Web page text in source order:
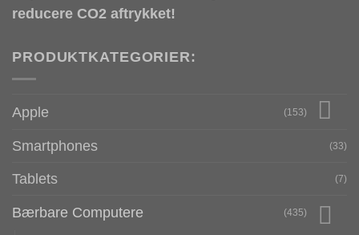
reducere CO2 aftrykket!
PRODUKTKATEGORIER:
Apple (153)
Smartphones (33)
Tablets (7)
Bærbare Computere (435)